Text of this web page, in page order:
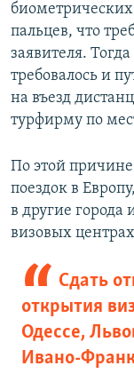
пальцев, что
заявителя.
требовалось и
на въезд
турфирму по
По этой причине
поездок в
в другие города
визовых
Сдать
открытия
Одессе,
Ивано-